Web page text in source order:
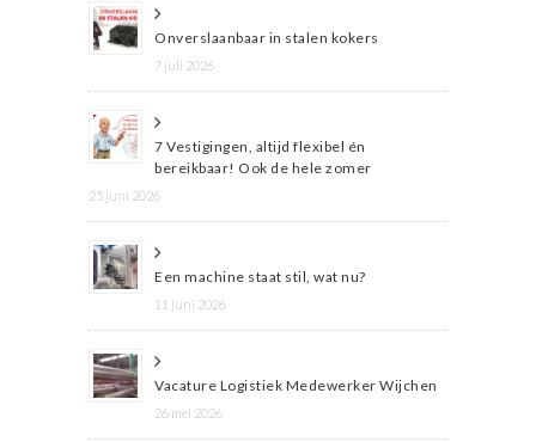
Onverslaanbaar in stalen kokers
7 juli 2026
7 Vestigingen, altijd flexibel én
bereikbaar! Ook de hele zomer
25 juni 2026
Een machine staat stil, wat nu?
11 juni 2026
Vacature Logistiek Medewerker Wijchen
26 mei 2026